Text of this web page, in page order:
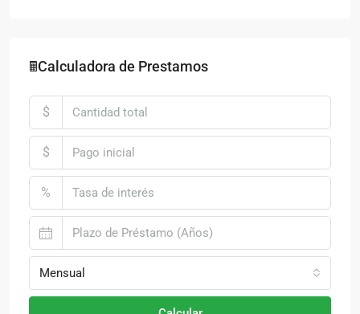
🖩Calculadora de Prestamos
$
$
%
Mensual